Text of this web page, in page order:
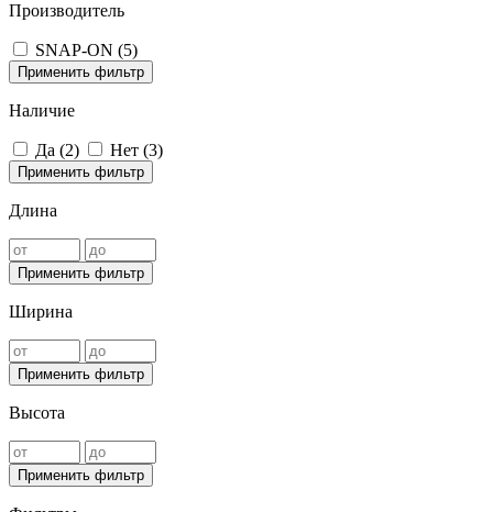
Производитель
SNAP-ON (5)
Применить фильтр
Наличие
Да (2) Нет (3)
Применить фильтр
Длина
Применить фильтр
Ширина
Применить фильтр
Высота
Применить фильтр